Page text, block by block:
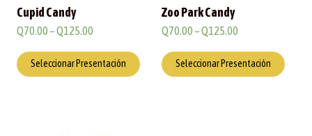
Cupid Candy
Q70.00 –Q125.00
Seleccionar Presentación
Zoo Park Candy
Q70.00 –Q125.00
Seleccionar Presentación